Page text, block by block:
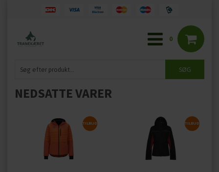
0
NEDSATTE VARER
TILBUD TILBUD